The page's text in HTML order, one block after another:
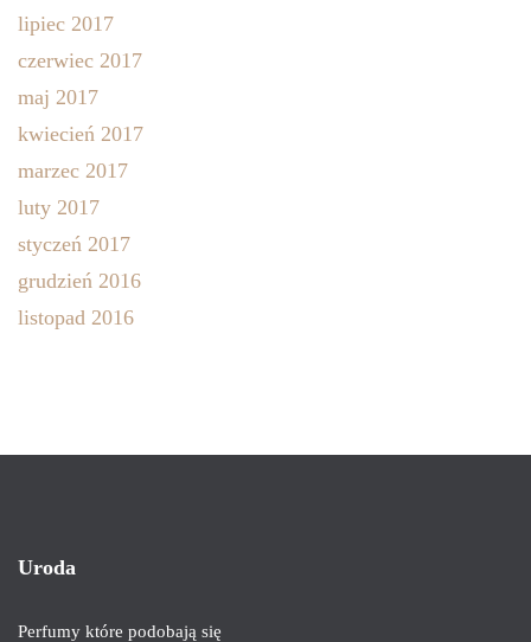
lipiec 2017
czerwiec 2017
maj 2017
kwiecień 2017
marzec 2017
luty 2017
styczeń 2017
grudzień 2016
listopad 2016
Uroda
Perfumy które podobają się